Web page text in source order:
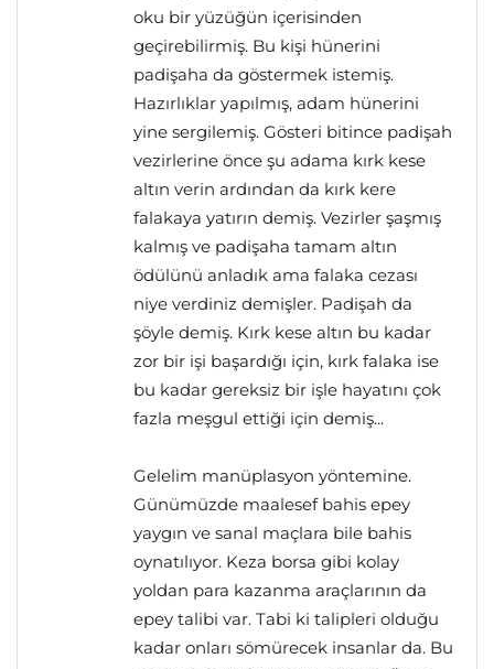
oku bir yüzüğün içerisinden
geçirebilirmiş. Bu kişi hünerini
padişaha da göstermek istemiş.
Hazırlıklar yapılmış, adam hünerini
yine sergilemiş. Gösteri bitince padişah
vezirlerine önce şu adama kırk kese
altın verin ardından da kırk kere
falakaya yatırın demiş. Vezirler şaşmış
kalmış ve padişaha tamam altın
ödülünü anladık ama falaka cezası
niye verdiniz demişler. Padişah da
şöyle demiş. Kırk kese altın bu kadar
zor bir işi başardığı için, kırk falaka ise
bu kadar gereksiz bir işle hayatını çok
fazla meşgul ettiği için demiş...
Gelelim manüplasyon yöntemine.
Günümüzde maalesef bahis epey
yaygın ve sanal maçlara bile bahis
oynatılıyor. Keza borsa gibi kolay
yoldan para kazanma araçlarının da
epey talibi var. Tabi ki talipleri olduğu
kadar onları sömürecek insanlar da. Bu